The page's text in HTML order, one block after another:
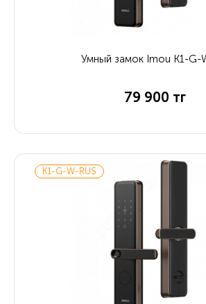
Умный замок Imou K1-G-
79 900 тг
K1-G-W-RUS